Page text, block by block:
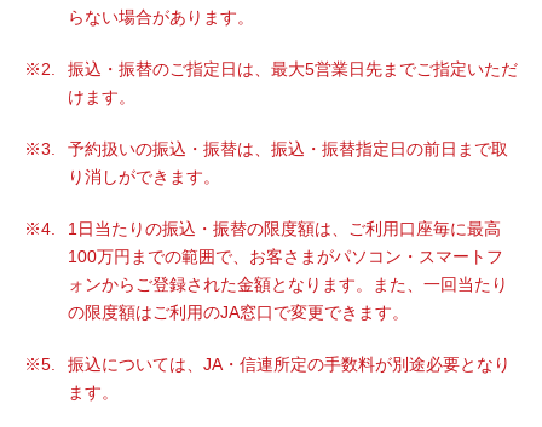
らない場合があります。
振込・振替のご指定日は、最大5営業日先までご指定いただ
けます。
予約扱いの振込・振替は、振込・振替指定日の前日まで取
り消しができます。
1日当たりの振込・振替の限度額は、ご利用口座毎に最高
100万円までの範囲で、お客さまがパソコン・スマートフ
ォンからご登録された金額となります。また、一回当たり
の限度額はご利用のJA窓口で変更できます。
振込については、JA・信連所定の手数料が別途必要となり
ます。